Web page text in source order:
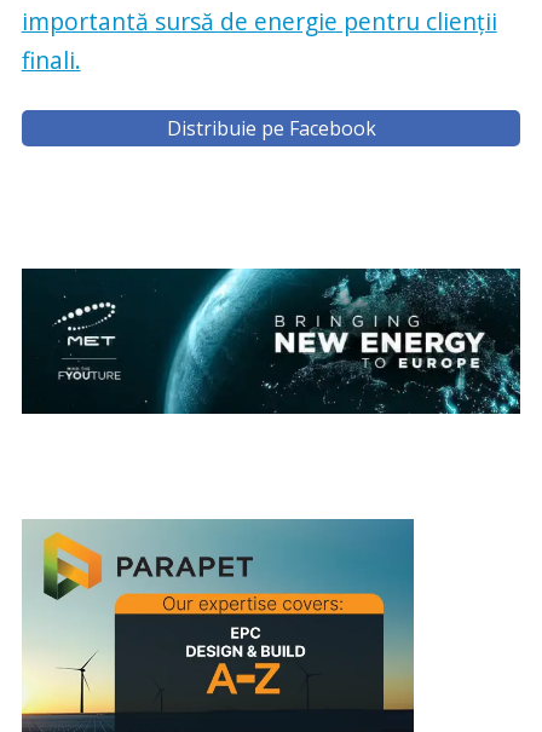
importantă sursă de energie pentru clienții
finali.
Distribuie pe Facebook